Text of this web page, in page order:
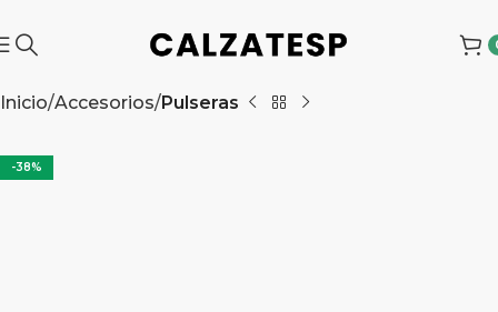
Inicio Accesorios Pulseras
-38%